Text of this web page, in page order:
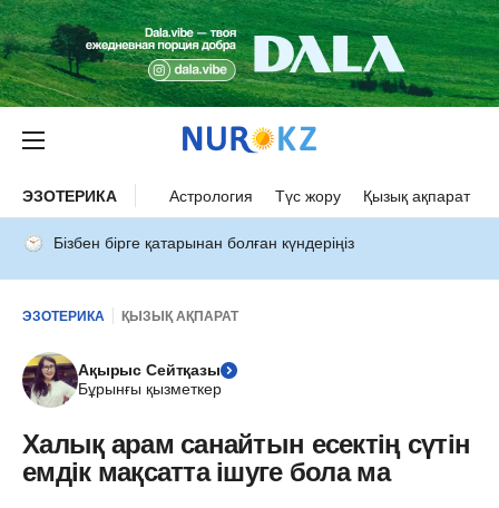
ЭЗОТЕРИКА Астрология Түс жору Қызық ақпарат
Бізбен бірге қатарынан болған күндеріңіз
ЭЗОТЕРИКА ҚЫЗЫҚ АҚПАРАТ
Ақырыс Сейтқазы
Бұрынғы қызметкер
Халық арам санайтын есектің сүтін
емдік мақсатта ішуге бола ма